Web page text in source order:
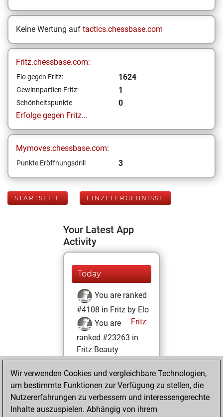
Keine Wertung auf tactics.chessbase.com
Fritz.chessbase.com:
Elo gegen Fritz: 1624
Gewinnpartien Fritz: 1
Schönheitspunkte
0
Erfolge gegen Fritz...
Mymoves.chessbase.com:
Punkte Eröffnungsdrill 3
STARTSEITE EINZELERGEBNISSE
Your Latest App
Activity
Today
You are ranked
#4108 in Fritz by Elo
Fritz
You are
ranked #23263 in
Fritz Beauty
Dienstag, März 2,
2021
You won
Wir verwenden Cookies und vergleichbare Technologien,
um bestimmte Funktionen zur Verfügung zu stellen, die
Nutzererfahrungen zu verbessern und interessengerechte
Inhalte auszuspielen. Abhängig von ihrem